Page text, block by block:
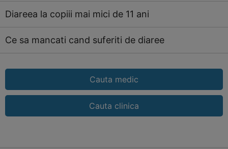
Diareea la copiii mai mici de 11 ani
Ce sa mancati cand suferiti de diaree
Cauta medic
Cauta clinica